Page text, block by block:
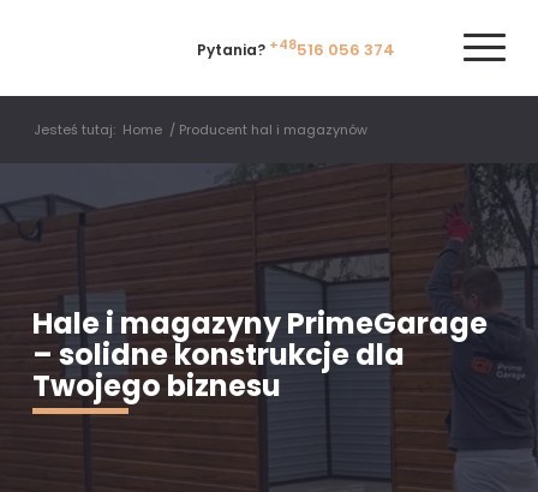
Pytania? +48516 056 374
Jesteś tutaj: Home / Producent hal i magazynów
Hale i magazyny PrimeGarage
– solidne konstrukcje dla
Twojego biznesu